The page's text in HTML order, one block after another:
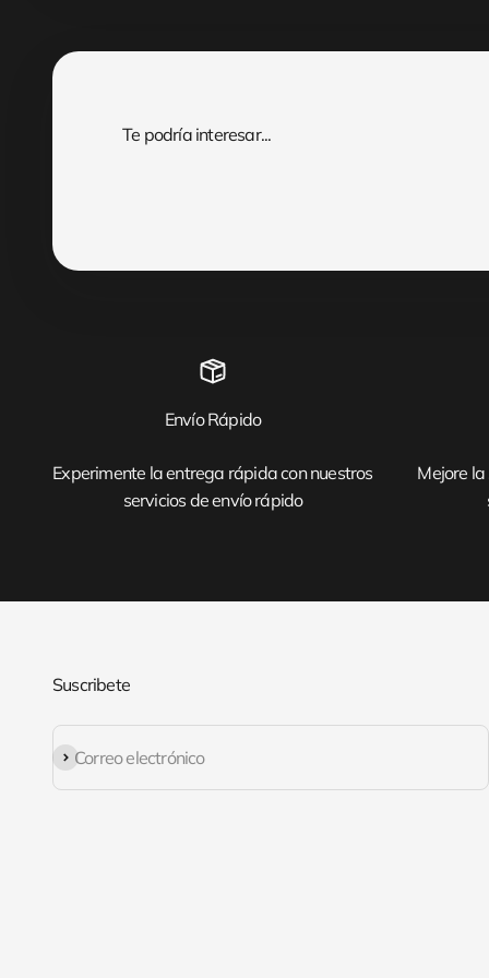
Envío Rápido
Experimente la entrega rápida con nuestros
servicios de envío rápido
Mejore
Suscribete
Correo electrónico
Suscribirse